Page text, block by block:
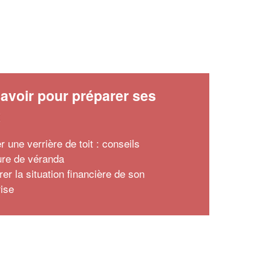
pour préparer ses
une verrière de toit : conseils
de véranda
la situation financière de son